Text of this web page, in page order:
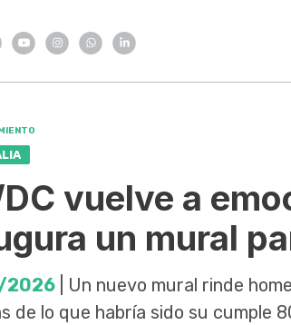
vuelve a
un mural
2026 | Un nuevo mural rinde
de lo que habría sido su cumple